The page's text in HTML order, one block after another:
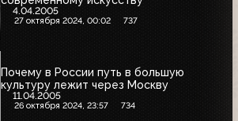
4.04.2005
27 октября 2024, 00:02 737
Почему в России путь в большую
культуру лежит через Москву
11.04.2005
26 октября 2024, 23:57 734